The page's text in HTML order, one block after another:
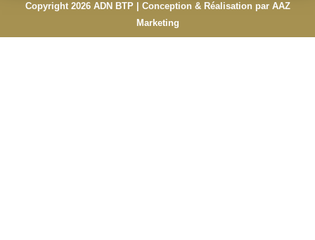
Copyright 2026 ADN BTP | Conception & Réalisation par AAZ
Marketing